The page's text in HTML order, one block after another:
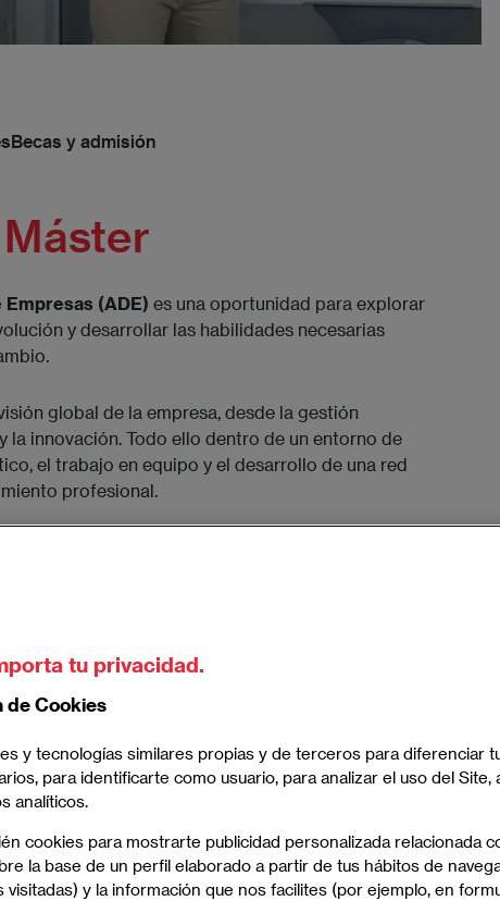
Becas y admisión
(ADE) es una oportunidad para explorar
y desarrollar las habilidades necesarias
global de la empresa, desde la gestión
innovación. Todo ello dentro de un entorno de
el trabajo en equipo y el desarrollo de una red
profesional.
y certificaciones que te permitirán fortalecer
empresarial, asegurando una preparación
oportunidades. El momento de empezar es
tu privacidad.
de Cookies
y tecnologías similares propias y de terceros para diferenciar
para identificarte como usuario, para analizar el uso del Site,
analíticos.
cookies para mostrarte publicidad personalizada relacionada
la base de un perfil elaborado a partir de tus hábitos de
visitadas) y la información que nos facilites (por ejemplo, en